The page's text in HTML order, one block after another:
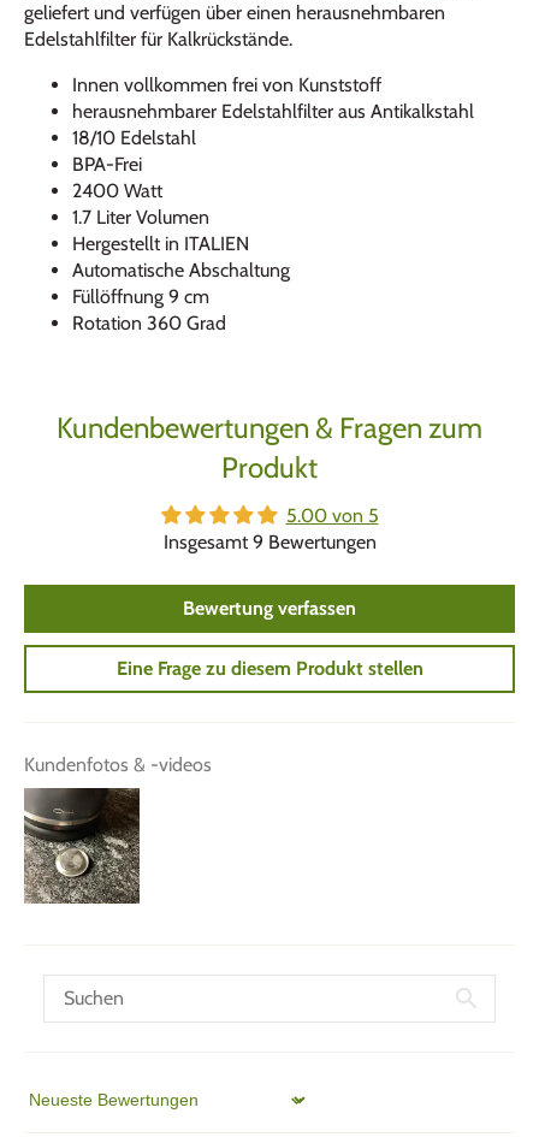
geliefert und verfügen über einen herausnehmbaren
Edelstahlfilter für Kalkrückstände.
Innen vollkommen frei von Kunststoff
herausnehmbarer Edelstahlfilter aus Antikalkstahl
18/10 Edelstahl
BPA-Frei
2400 Watt
1.7 Liter Volumen
Hergestellt in ITALIEN
Automatische Abschaltung
Füllöffnung 9 cm
Rotation 360 Grad
Kundenbewertungen & Fragen zum
Produkt
5.00 von 5
Insgesamt 9 Bewertungen
Bewertung verfassen
Eine Frage zu diesem Produkt stellen
Kundenfotos & -videos
Sort by